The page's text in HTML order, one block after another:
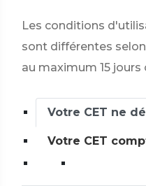
Les conditions
sont différentes
au maximum 15 jours
Votre CET ne
Votre CET